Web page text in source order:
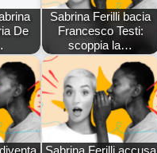
De
Sabrina Ferilli bacia
Francesco Testi:
scoppia la…